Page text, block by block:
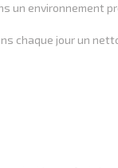
un environnement
chaque jour un